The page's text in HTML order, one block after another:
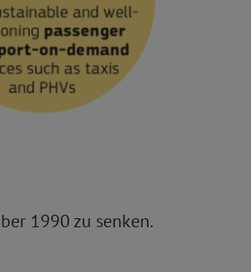
1990 zu senken.